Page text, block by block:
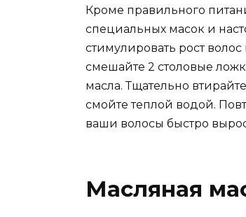
Кроме правильного
специальных масок и
стимулировать рост
смешайте 2 столовые
масла. Тщательно
смойте теплой водой.
ваши волосы быстро
Масляная